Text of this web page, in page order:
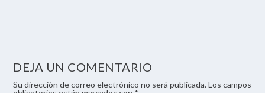
DEJA UN COMENTARIO
Su dirección de correo electrónico no será publicada. Los campos